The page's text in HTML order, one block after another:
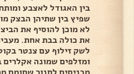
בין האגודל לאצבע
שפיץ בין שתיהן הבצק
לא מוכן להוסיף את
את כולה בבת אחת.
ומזלפים שמונה אקלרים